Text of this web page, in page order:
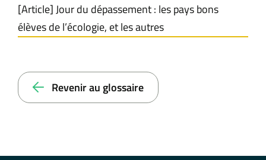
[Article] Jour du dépassement : les pays bons
élèves de l’écologie, et les autres
Revenir au glossaire